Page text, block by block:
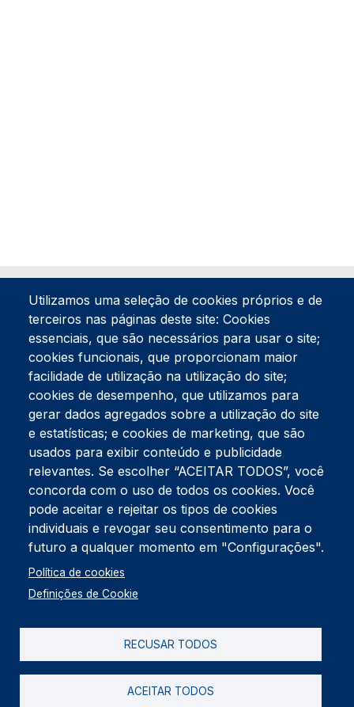
Tel:234 390 100Fax:234 390 100
Endereço Postal
Apartado 42
Rua Gil Eanes 31
3834-908 Gafanha da Nazaré
Estúdios
Rua Prior Guerra
Edifício do Centro Cultural da Gafanha da Nazaré
3830-556 Gafanha da Nazaré
Rodapé
Cookies
Política de Privacidade
Utilizamos uma seleção de cookies próprios e de
terceiros nas páginas deste site: Cookies
essenciais, que são necessários para usar o site;
cookies funcionais, que proporcionam maior
facilidade de utilização na utilização do site;
cookies de desempenho, que utilizamos para
gerar dados agregados sobre a utilização do site
e estatísticas; e cookies de marketing, que são
usados para exibir conteúdo e publicidade
relevantes. Se escolher “ACEITAR TODOS”, você
concorda com o uso de todos os cookies. Você
pode aceitar e rejeitar os tipos de cookies
individuais e revogar seu consentimento para o
futuro a qualquer momento em "Configurações".
Política de cookies
Definições de Cookie
RECUSAR TODOS
ACEITAR TODOS